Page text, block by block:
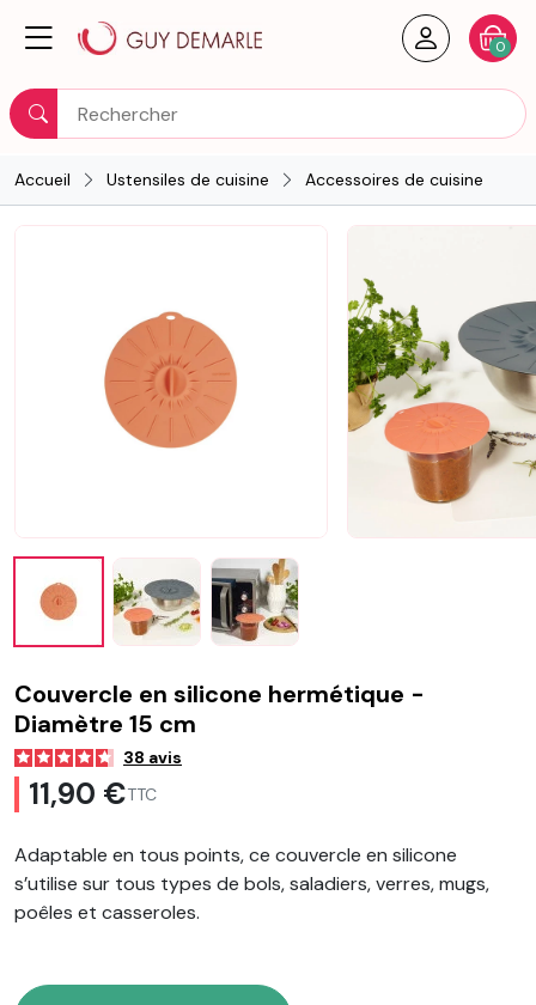
Rechercher
Créer
0
Accueil Ustensiles de cuisine Accessoires de cuisine
Couvercle en silicone hermétique -
Diamètre 15 cm
38 avis
11,90 €TTC
Adaptable en tous points, ce couvercle en silicone
s’utilise sur tous types de bols, saladiers, verres, mugs,
poêles et casseroles.